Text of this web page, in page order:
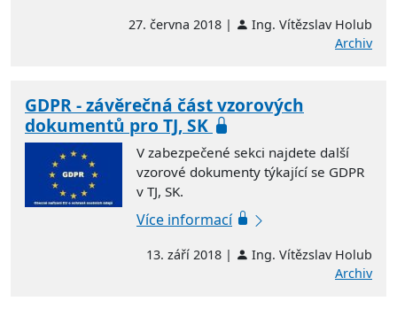
27. června 2018 |
Ing. Vítězslav Holub
Archiv
GDPR - závěrečná část vzorových
dokumentů pro TJ, SK
V zabezpečené sekci najdete další
vzorové dokumenty týkající se GDPR
v TJ, SK.
Více informací
13. září 2018 |
Ing. Vítězslav Holub
Archiv